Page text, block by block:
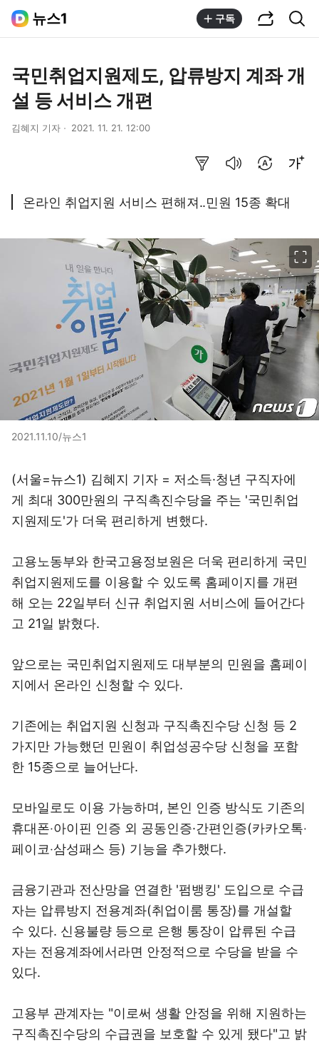
뉴스1 구독
국민취업지원제도, 압류방지 계좌 개
설 등 서비스 개편
김혜지 기자 2021. 11. 21. 12:00
온라인 취업지원 서비스 편해져..민원 15종 확대
2021.11.10/뉴스1
(서울=뉴스1) 김혜지 기자 = 저소득·청년 구직자에
게 최대 300만원의 구직촉진수당을 주는 '국민취업
지원제도'가 더욱 편리하게 변했다.
고용노동부와 한국고용정보원은 더욱 편리하게 국민
취업지원제도를 이용할 수 있도록 홈페이지를 개편
해 오는 22일부터 신규 취업지원 서비스에 들어간다
고 21일 밝혔다.
앞으로는 국민취업지원제도 대부분의 민원을 홈페이
지에서 온라인 신청할 수 있다.
기존에는 취업지원 신청과 구직촉진수당 신청 등 2
가지만 가능했던 민원이 취업성공수당 신청을 포함
한 15종으로 늘어난다.
모바일로도 이용 가능하며, 본인 인증 방식도 기존의
휴대폰‧아이핀 인증 외 공동인증·간편인증(카카오톡‧
페이코‧삼성패스 등) 기능을 추가했다.
금융기관과 전산망을 연결한 '펌뱅킹' 도입으로 수급
자는 압류방지 전용계좌(취업이룸 통장)를 개설할
수 있다. 신용불량 등으로 은행 통장이 압류된 수급
자는 전용계좌에서라면 안정적으로 수당을 받을 수
있다.
고용부 관계자는 "이로써 생활 안정을 위해 지원하는
구직촉진수당의 수급권을 보호할 수 있게 됐다"고 밝